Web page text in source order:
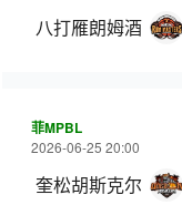
八打雁朗姆酒
菲MPBL
2026-06-25 20:00
奎松胡斯克尔